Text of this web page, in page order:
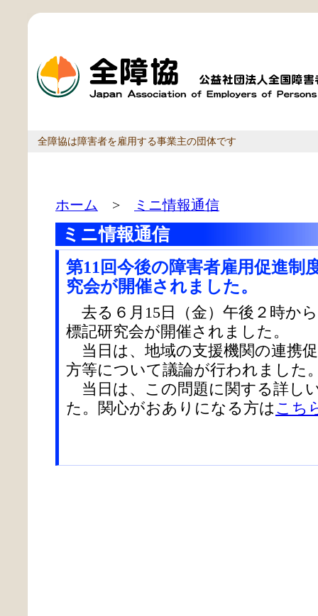
全障協は障害者を雇用する事業主の団体です
ホーム > ミニ情報通信
ミニ情報通信
第11回今後の障害者雇用促進制
究会が開催されました。
去る６月15日（金）午後２時か
標記研究会が開催されました。
当日は、地域の支援機関の連携
方等について議論が行われました
当日は、この問題に関する詳し
た。関心がおありになる方は こち